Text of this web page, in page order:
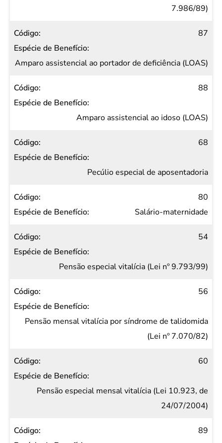
7.986/89)
87
Amparo assistencial ao portador de deficiência (LOAS)
88
Amparo assistencial ao idoso (LOAS)
68
Pecúlio especial de aposentadoria
80
Salário-maternidade
54
Pensão especial vitalícia (Lei nº 9.793/99)
56
Pensão mensal vitalícia por síndrome de talidomida
(Lei nº 7.070/82)
60
Pensão especial mensal vitalícia (Lei 10.923, de
24/07/2004)
89